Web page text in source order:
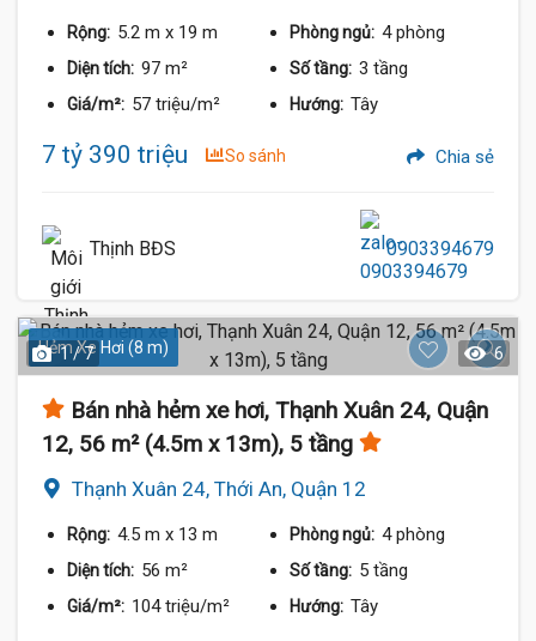
Rộng: 5.2 m x 19 m Phòng ngủ: 4 phòng
Diện tích: 97 m² Số tầng: 3 tầng
Giá/m²: 57 triệu/m² Hướng: Tây
7 tỷ 390 triệu So sánh Chia sẻ
Thịnh BĐS 0903394679
Hẻm Xe Hơi (8 m)
1 / 7 6
Bán nhà hẻm xe hơi, Thạnh Xuân 24, Quận
12, 56 m² (4.5m x 13m), 5 tầng
Thạnh Xuân 24, Thới An, Quận 12
Rộng: 4.5 m x 13 m Phòng ngủ: 4 phòng
Diện tích: 56 m² Số tầng: 5 tầng
Giá/m²: 104 triệu/m² Hướng: Tây